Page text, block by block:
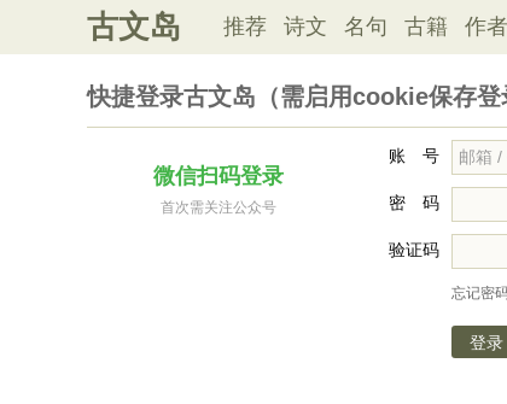
古文岛 推荐 诗文 名句 古籍 作者
快捷登录古文岛（需启用cookie保存登
微信扫码登录
首次需关注公众号
账 号
密 码
验证码
忘记密